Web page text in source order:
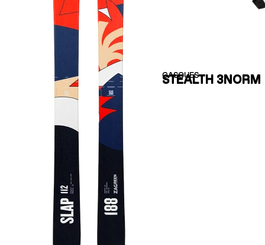
CASQUES
STEALTH 3NORM